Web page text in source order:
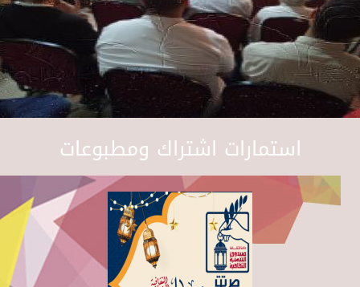
استمارات اشتراك ومطبوعات